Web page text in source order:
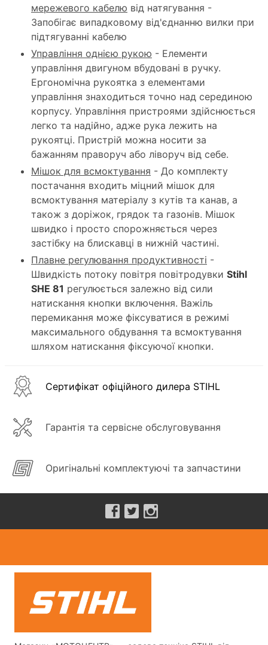
мережевого кабелю від натягування -
Запобігає випадковому від'єднанню вилки при
підтягуванні кабелю
Управління однією рукою - Елементи
управління двигуном вбудовані в ручку.
Ергономічна рукоятка з елементами
управління знаходиться точно над серединою
корпусу. Управління пристроями здійснюється
легко та надійно, адже рука лежить на
рукоятці. Пристрій можна носити за
бажанням праворуч або ліворуч від себе.
Мішок для всмоктування - До комплекту
постачання входить міцний мішок для
всмоктування матеріалу з кутів та канав, а
також з доріжок, грядок та газонів. Мішок
швидко і просто спорожняється через
застібку на блискавці в нижній частині.
Плавне регулювання продуктивності -
Швидкість потоку повітря повітродувки Stihl
SHE 81 регулюється залежно від сили
натискання кнопки включення. Важіль
перемикання може фіксуватися в режимі
максимального обдування та всмоктування
шляхом натискання фіксуючої кнопки.
Сертифікат офіційного дилера STIHL
Гарантія та сервісне обслуговування
Оригінальні комплектуючі та запчастини